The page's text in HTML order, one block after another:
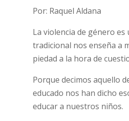
Por: Raquel Aldana
La violencia de género
tradicional nos enseña a
piedad a la hora de
Porque decimos aquello
educado nos han dicho
educar a nuestros niños.